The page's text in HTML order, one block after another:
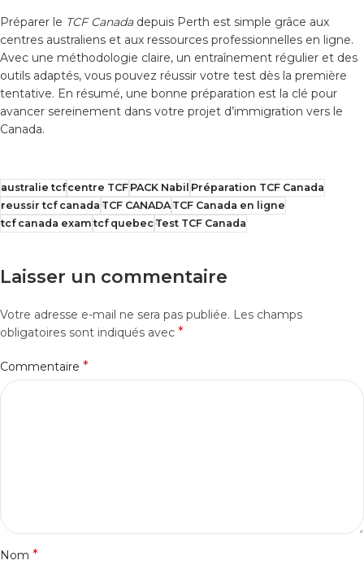
Préparer le TCF Canadadepuis Perth est simple grâce aux
centres australiens et aux ressources professionnelles en ligne.
Avec une méthodologie claire, un entraînement régulier et des
outils adaptés, vous pouvez réussir votre test dès la première
tentative. En résumé, une bonne préparation est la clé pour
avancer sereinement dans votre projet d’immigration vers le
Canada.
australie tcfcentre TCFPACK Nabil Préparation TCF Canada
reussir tcf canada TCF CANADATCF Canada en ligne
tcf canada exam tcf quebecTest TCF Canada
Laisser un commentaire
Votre adresse e-mail ne sera pas publiée. Les champs
obligatoires sont indiqués avec *
Commentaire *
Nom *